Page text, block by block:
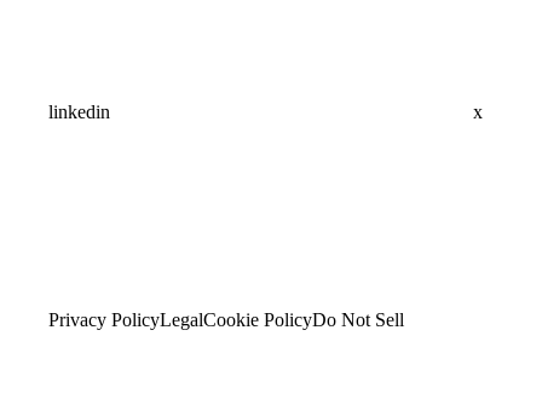
linkedin x
Privacy PolicyLegalCookie PolicyDo Not Sell